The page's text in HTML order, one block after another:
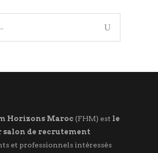
Horizons Maroc (FHM) est le
salon de recrutement
et professionnels intéressés